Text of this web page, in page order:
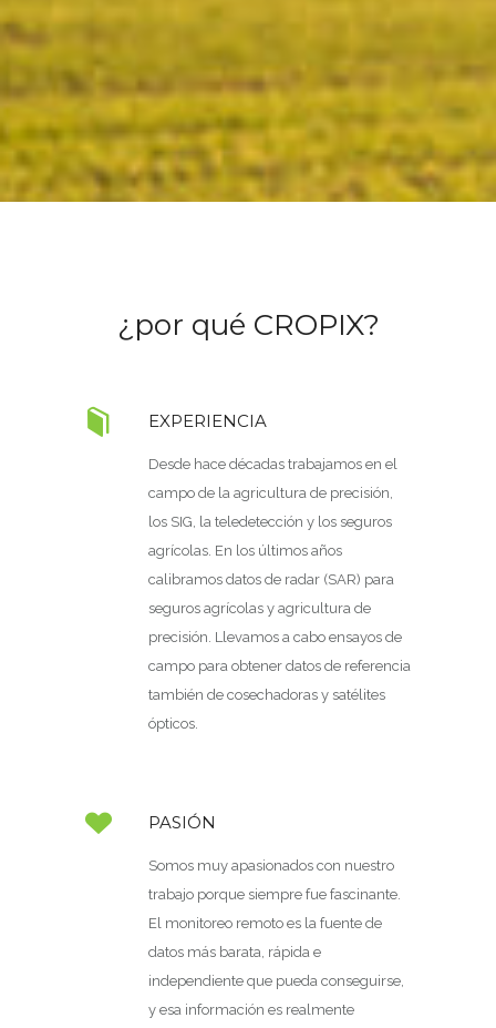
¿por qué CROPIX?
EXPERIENCIA
Desde hace décadas trabajamos en el
campo de la agricultura de precisión,
los SIG, la teledetección y los seguros
agrícolas. En los últimos años
calibramos datos de radar (SAR) para
seguros agrícolas y agricultura de
precisión. Llevamos a cabo ensayos de
campo para obtener datos de referencia
también de cosechadoras y satélites
ópticos.
PASIÓN
Somos muy apasionados con nuestro
trabajo porque siempre fue fascinante.
El monitoreo remoto es la fuente de
datos más barata, rápida e
independiente que pueda conseguirse,
y esa información es realmente